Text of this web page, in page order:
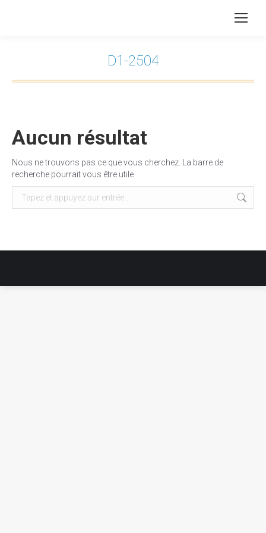
D1-2504
Aucun résultat
Nous ne trouvons pas ce que vous cherchez. La barre de
recherche pourrait vous être utile
Recherche